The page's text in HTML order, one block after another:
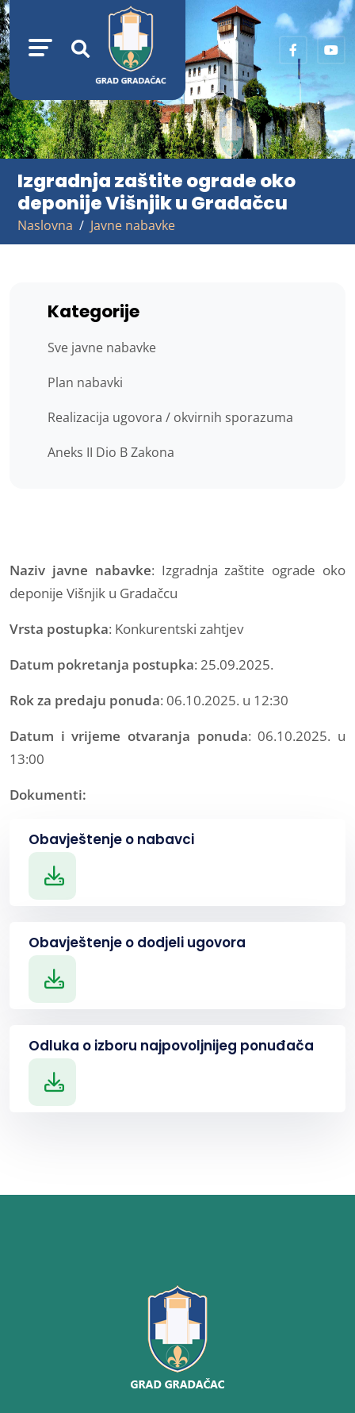
Izgradnja zaštite ograde oko
deponije Višnjik u Gradačcu
Naslovna Javne nabavke
Kategorije
Sve javne nabavke
Plan nabavki
Realizacija ugovora / okvirnih sporazuma
Aneks II Dio B Zakona
Naziv javne nabavke: Izgradnja zaštite ograde oko
deponije Višnjik u Gradačcu
Vrsta postupka: Konkurentski zahtjev
Datum pokretanja postupka: 25.09.2025.
Rok za predaju ponuda: 06.10.2025. u 12:30
Datum i vrijeme otvaranja ponuda: 06.10.2025. u
13:00
Dokumenti:
Obavještenje o nabavci
Obavještenje o dodjeli ugovora
Odluka o izboru najpovoljnijeg ponuđača